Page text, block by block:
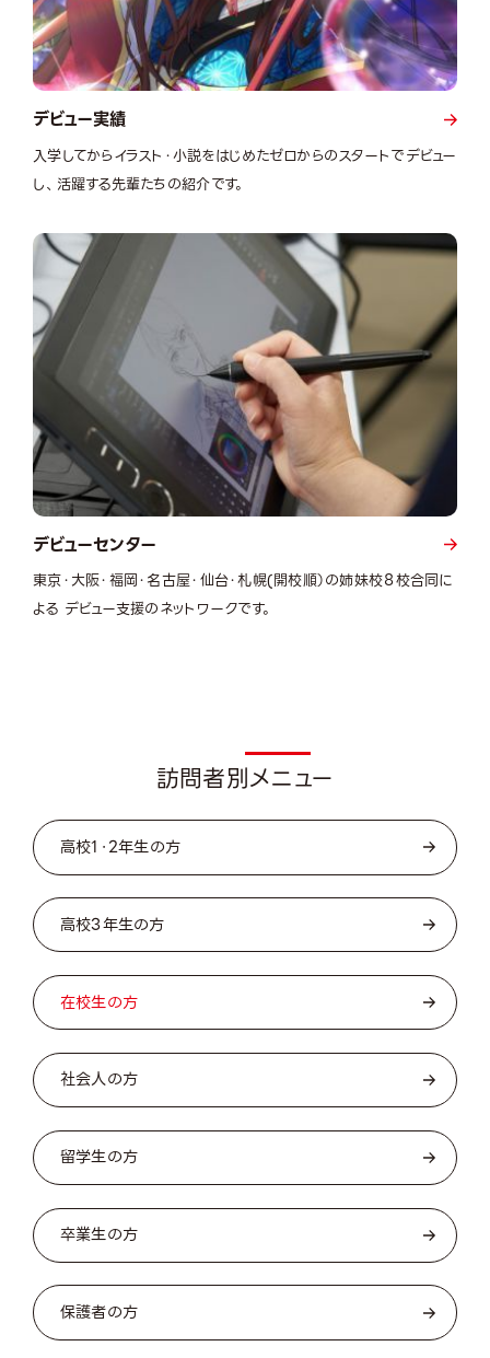
デビュー実績
入学してからイラスト・小説をはじめたゼロからのスタートでデビュー
し、活躍する先輩たちの紹介です。
デビューセンター
東京・大阪・福岡・名古屋・仙台・札幌(開校順）の姉妹校８校合同に
よる デビュー支援のネットワークです。
訪問者別メニュー
高校1・2年生の方
高校3年生の方
在校生の方
社会人の方
留学生の方
卒業生の方
保護者の方